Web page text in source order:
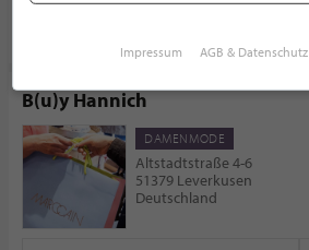
B(u)y Hannich
DAMENMODE
Altstadtstraße 4-6
51379 Leverkusen
Deutschland
Impressum AGB & Datenschutz